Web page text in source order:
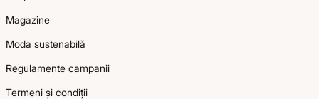
Magazine
Moda sustenabilă
Regulamente campanii
Termeni și condiții